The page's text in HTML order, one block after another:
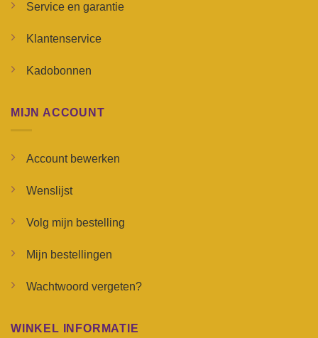
Service en garantie
Klantenservice
Kadobonnen
MIJN ACCOUNT
Account bewerken
Wenslijst
Volg mijn bestelling
Mijn bestellingen
Wachtwoord vergeten?
WINKEL INFORMATIE